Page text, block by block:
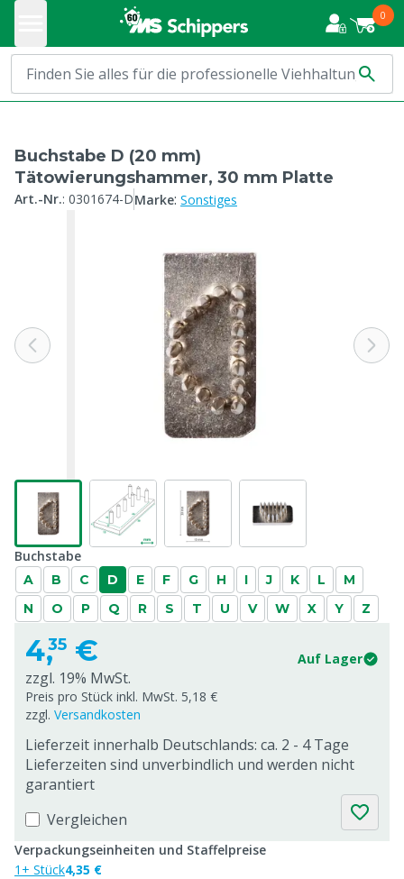
0
Buchstabe D (20 mm)
Tätowierungshammer, 30 mm Platte
Art.-Nr.: 0301674-DMarke: Sonstiges
Buchstabe
A B C D E F G H I J K L
M
N
O P Q R S T U V W X Y Z
4,35 € Auf Lager
zzgl. 19% MwSt.
Preis pro Stück inkl. MwSt. 5,18 €
zzgl. Versandkosten
Lieferzeit innerhalb Deutschlands: ca. 2 - 4 Tage
Lieferzeiten sind unverbindlich und werden nicht
garantiert
Vergleichen
Verpackungseinheiten und Staffelpreise
1+ Stück4,35 €